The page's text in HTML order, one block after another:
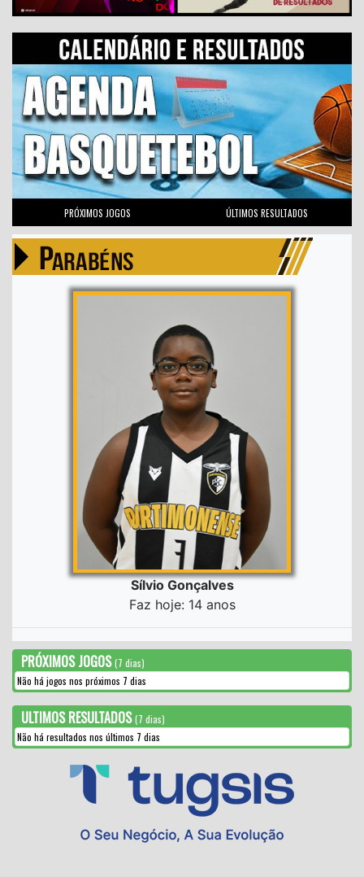
PRÓXIMOS JOGOS ÚLTIMOS RESULTADOS
Sílvio Gonçalves
Faz hoje: 14 anos
PRÓXIMOS JOGOS(7 dias)
Não há jogos nos próximos 7 dias
ULTIMOS RESULTADOS(7 dias)
Não há resultados nos últimos 7 dias